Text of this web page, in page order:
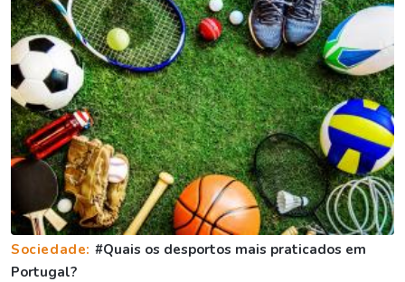
Sociedade: #Quais os desportos mais praticados em
Portugal?